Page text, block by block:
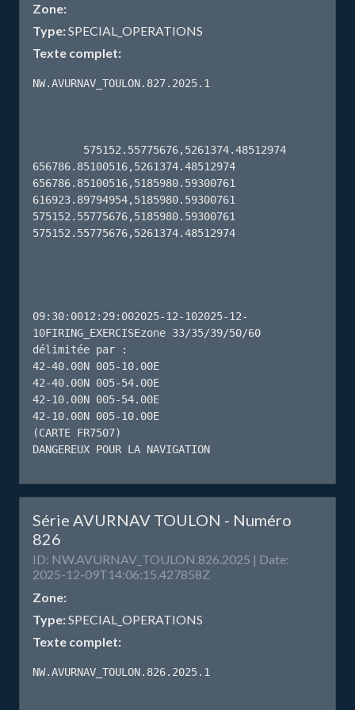
Zone:
Type:SPECIAL_OPERATIONS
Texte complet:
NW.AVURNAV_TOULON.827.2025.1
656786.85100516,5261374.48512974
656786.85100516,5185980.59300761
616923.89794954,5185980.59300761
575152.55775676,5185980.59300761
575152.55775676,5261374.48512974
09:30:0012:29:002025-12-102025-12-
10FIRING_EXERCISEzone 33/35/39/50/60
délimitée par :
42-40.00N 005-10.00E
42-40.00N 005-54.00E
42-10.00N 005-54.00E
42-10.00N 005-10.00E
(CARTE FR7507)
DANGEREUX POUR LA NAVIGATION
Série AVURNAV TOULON - Numéro
826
ID: NW.AVURNAV_TOULON.826.2025 | Date:
2025-12-09T14:06:15.427858Z
Zone:
Type:SPECIAL_OPERATIONS
Texte complet:
NW.AVURNAV_TOULON.826.2025.1